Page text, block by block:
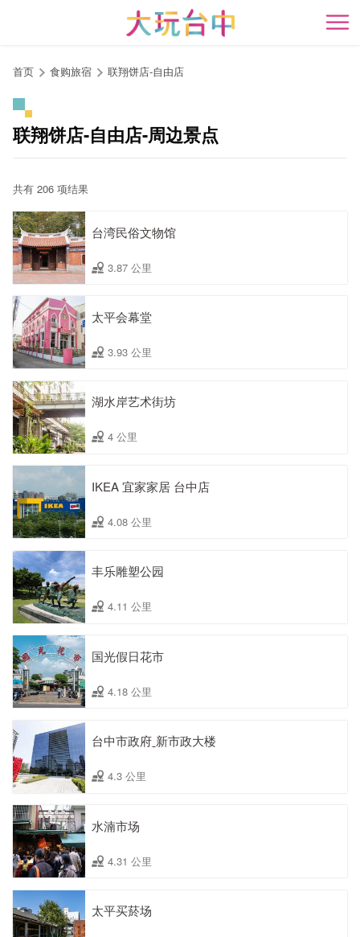
开
首页 食购旅宿 联翔饼店-自由店
联翔饼店-自由店-周边景点
共有 206 项结果
台湾民俗文物馆
3.87 公里
太平会幕堂
3.93 公里
湖水岸艺术街坊
4 公里
IKEA 宜家家居 台中店
4.08 公里
丰乐雕塑公园
4.11 公里
国光假日花市
4.18 公里
台中市政府ˍ新市政大楼
4.3 公里
水湳市场
4.31 公里
太平买菸场